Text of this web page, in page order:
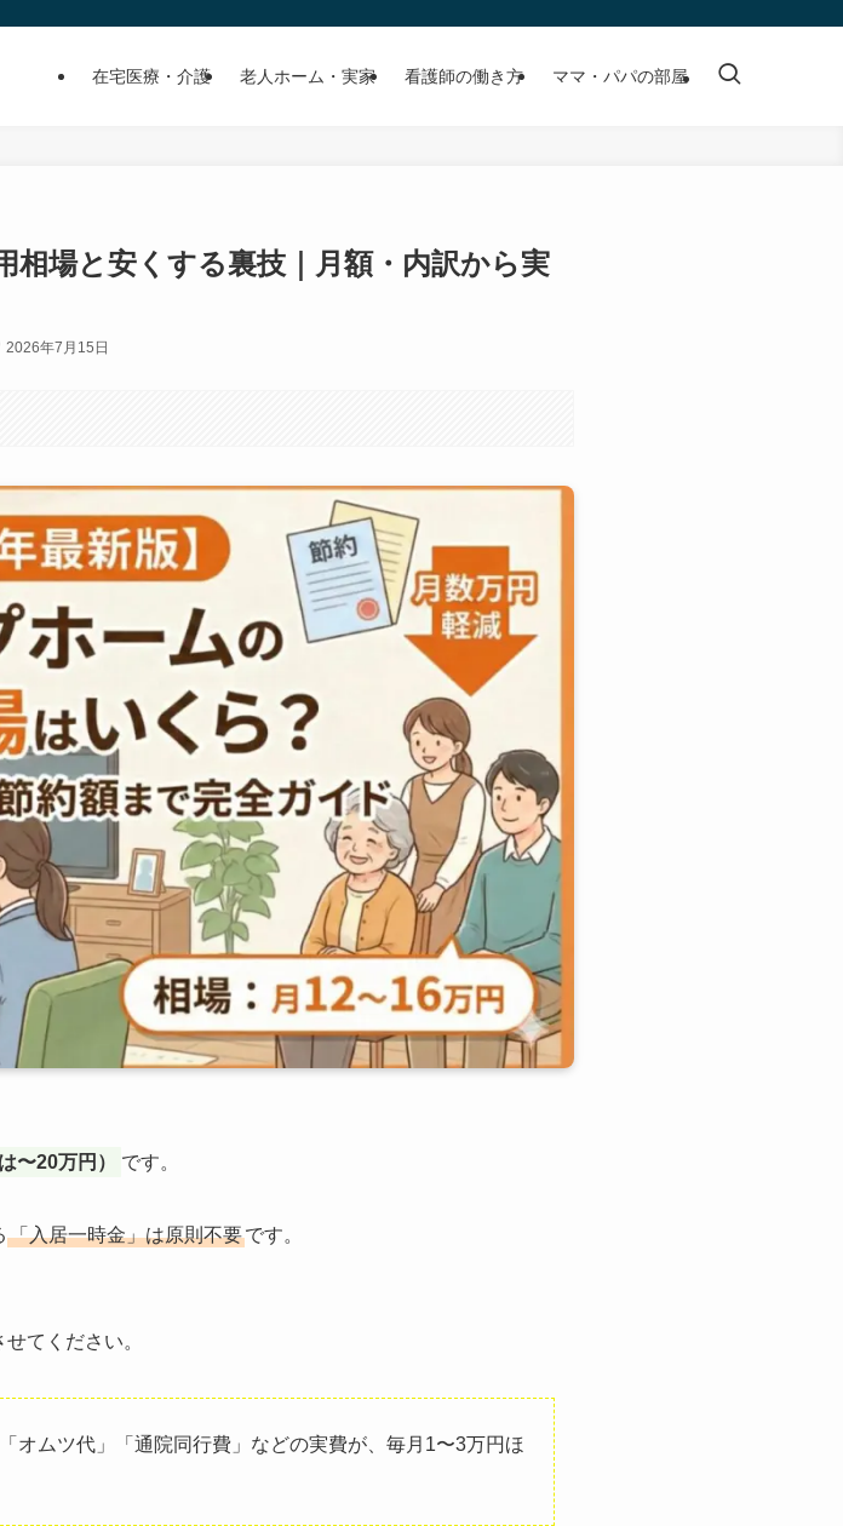
在宅医療・介護 老人ホーム・実家 看護師の働き方 ママ・パパの部屋
相場と安くする裏技｜月額・内訳から実
2026年7月15日
〜20万円） です。
「入居一時金」は原則不要です。
てください。
オムツ代」「通院同行費」などの実費が、毎月1〜3万円ほ